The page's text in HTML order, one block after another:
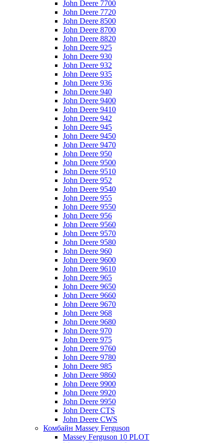
John Deere 7700
John Deere 7720
John Deere 8500
John Deere 8700
John Deere 8820
John Deere 925
John Deere 930
John Deere 932
John Deere 935
John Deere 936
John Deere 940
John Deere 9400
John Deere 9410
John Deere 942
John Deere 945
John Deere 9450
John Deere 9470
John Deere 950
John Deere 9500
John Deere 9510
John Deere 952
John Deere 9540
John Deere 955
John Deere 9550
John Deere 956
John Deere 9560
John Deere 9570
John Deere 9580
John Deere 960
John Deere 9600
John Deere 9610
John Deere 965
John Deere 9650
John Deere 9660
John Deere 9670
John Deere 968
John Deere 9680
John Deere 970
John Deere 975
John Deere 9760
John Deere 9780
John Deere 985
John Deere 9860
John Deere 9900
John Deere 9920
John Deere 9950
John Deere CTS
John Deere CWS
Комбайн Massey Ferguson
Massey Ferguson 10 PLOT